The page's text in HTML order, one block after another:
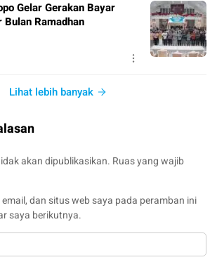
Gelar Gerakan Bayar
Ramadhan
Lihat lebih banyak
akan dipublikasikan. Ruas yang wajib
dan situs web saya pada peramban ini
saya berikutnya.